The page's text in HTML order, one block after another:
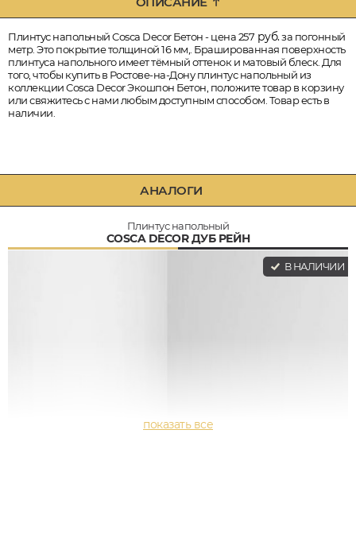
Плинтус напольный Cosca Decor Бетон - цена 257 руб.за погонный
метр. Это покрытие толщиной 16 мм,. Брашированная поверхность
плинтуса напольного имеет тёмный оттенок и матовый блеск. Для
того, чтобы купить в Ростове-на-Дону плинтус напольный из
коллекции Cosca Decor Экошпон Бетон, положите товар в корзину
или свяжитесь с нами любым доступным способом. Товар есть в
наличии.
АНАЛОГИ
Плинтус напольный
COSCA DECOR ДУБ РЕЙН
В НАЛИЧИИ